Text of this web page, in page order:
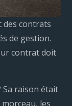
des contrats
de gestion.
contrat doit
Sa raison était
les